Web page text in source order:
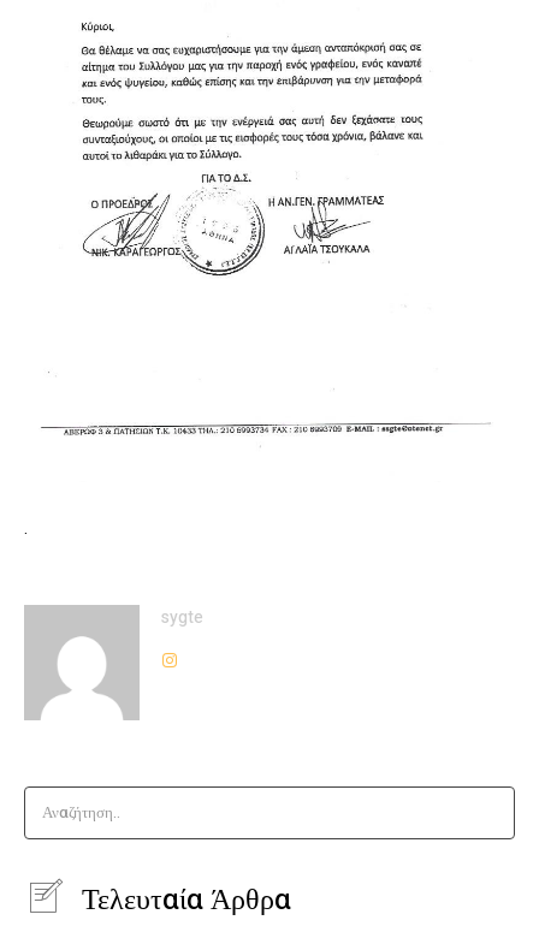
.
sygte
Αναζήτηση..
Τελευταία Άρθρα